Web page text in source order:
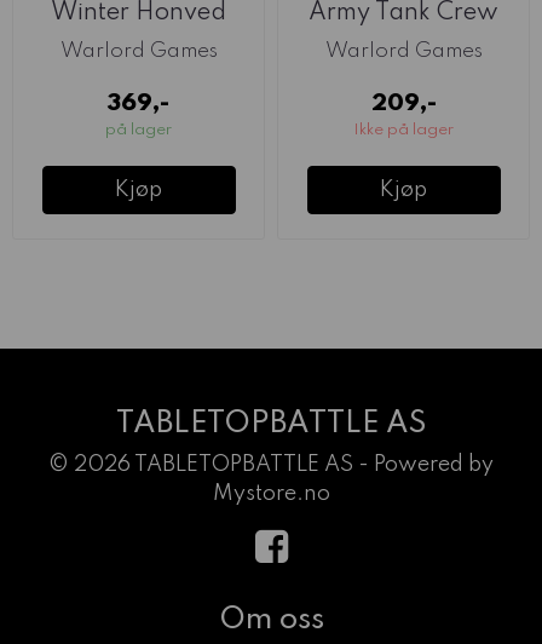
Winter Honved
Division Section ...
Warlord Games
369,-
på lager
Kjøp
Army Tank Crew
(Warlord)
Warlord Games
209,-
Ikke på lager
Kjøp
TABLETOPBATTLE AS
© 2026 TABLETOPBATTLE AS - Powered by
Mystore.no
Om oss